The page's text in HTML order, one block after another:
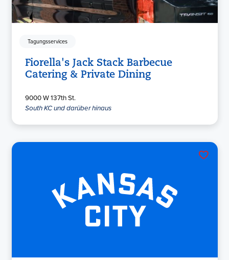
Tagungsservices
Fiorella's Jack Stack Barbecue
Catering & Private Dining
9000 W 137th St.
South KC und darüber hinaus